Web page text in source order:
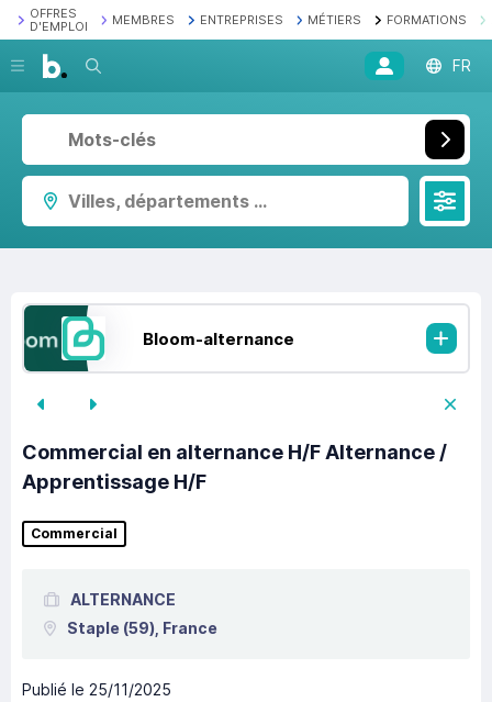
OFFRES
D'EMPLOI
MEMBRES ENTREPRISES MÉTIERS FORMATIONS
Recherche FR
Villes, départements ...
Bloom-alternance
Commercial en alternance H/F Alternance /
Apprentissage H/F
Commercial
ALTERNANCE
Staple (59), France
Publié le 25/11/2025